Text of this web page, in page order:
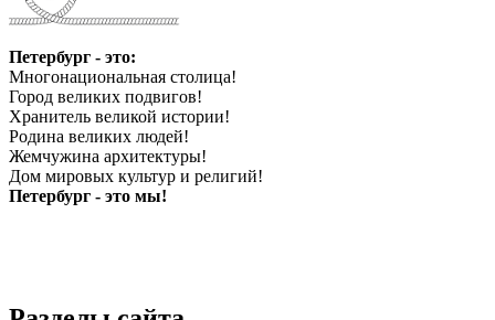
Петербург - это:
Многонациональная столица!
Город великих подвигов!
Хранитель великой истории!
Родина великих людей!
Жемчужина архитектуры!
Дом мировых культур и религий!
Петербург - это мы!